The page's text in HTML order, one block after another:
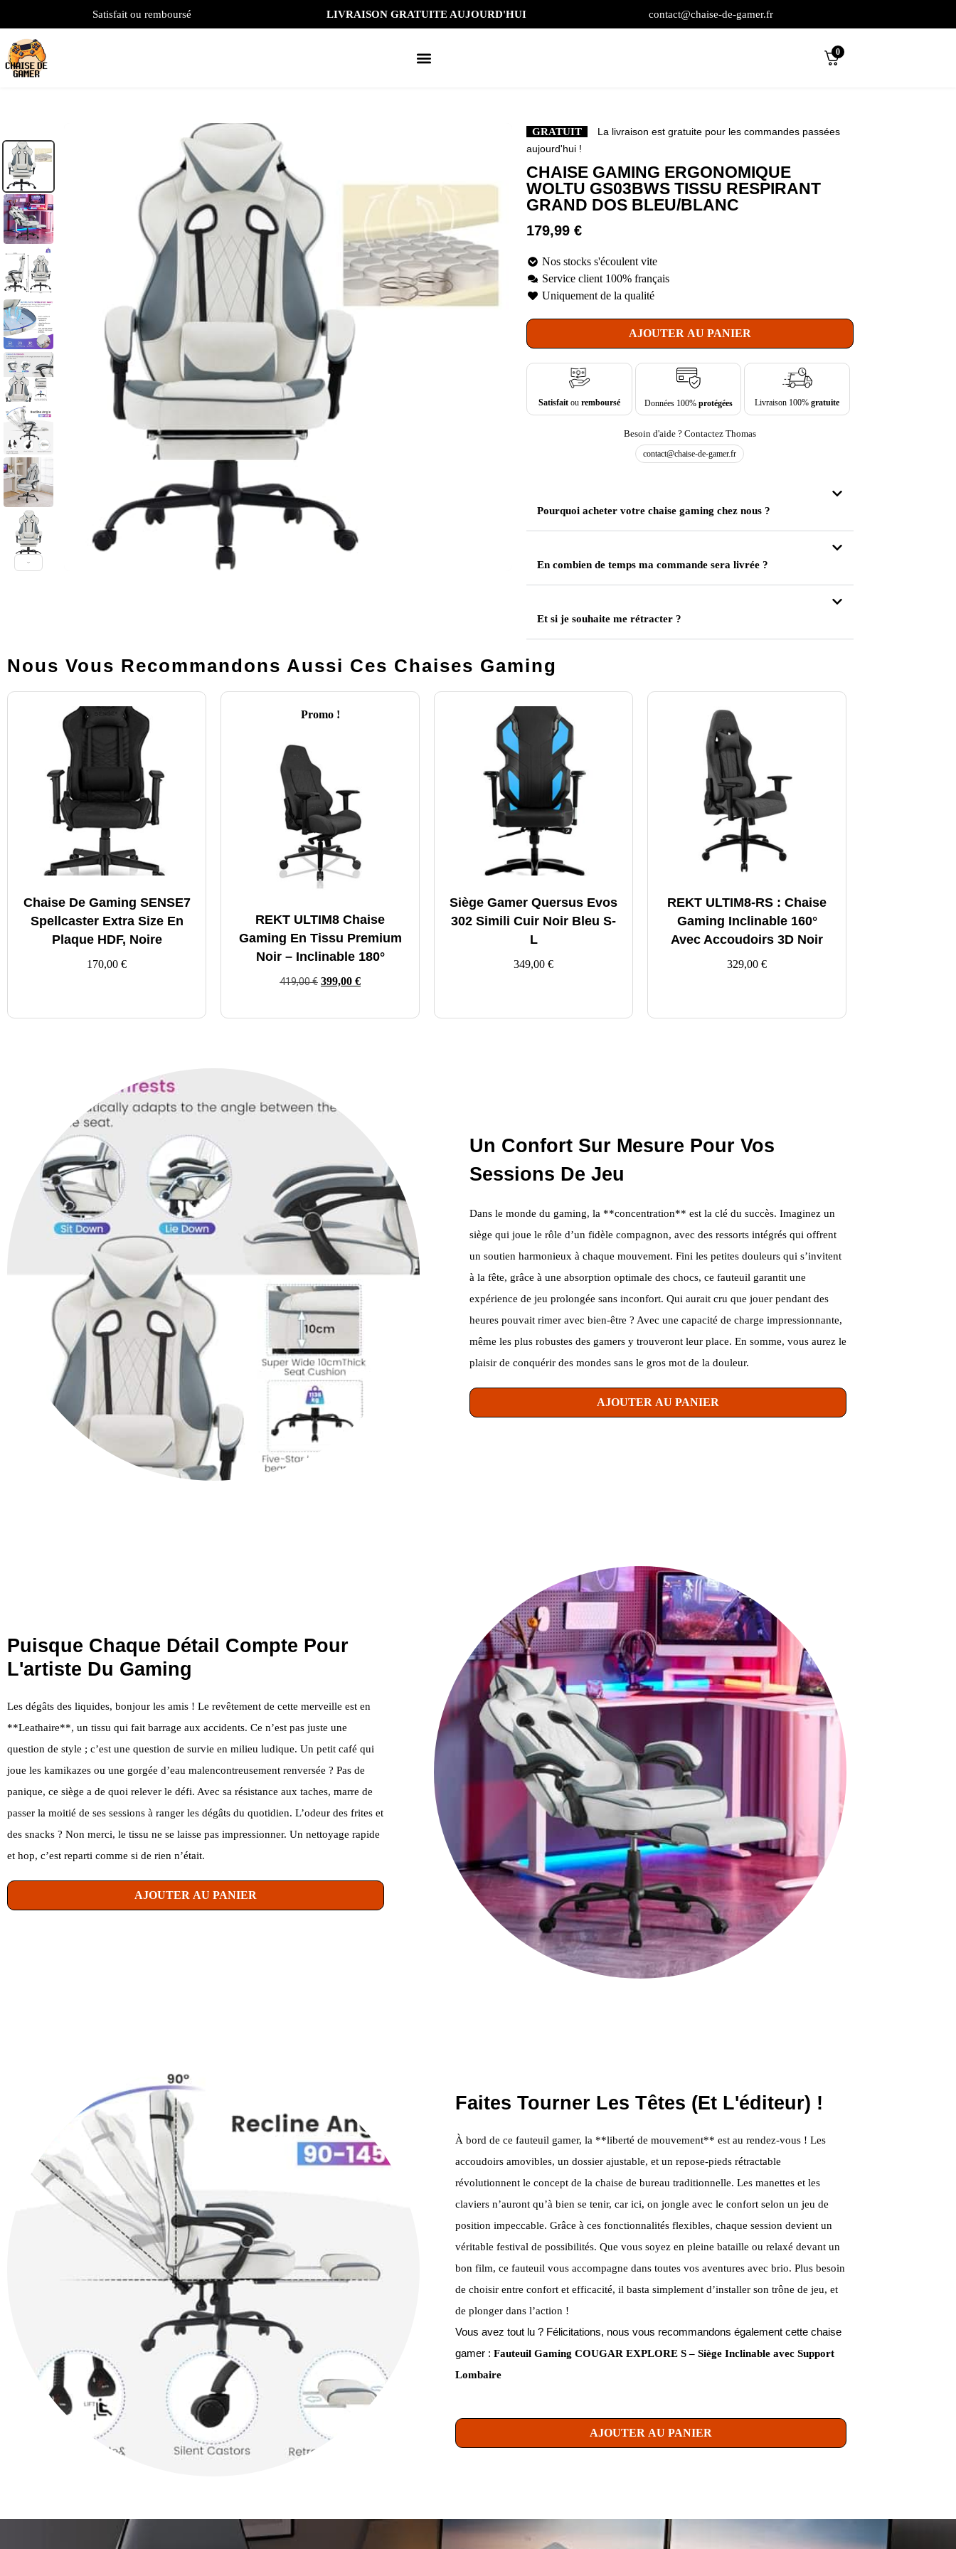
Satisfait ou remboursé LIVRAISON GRATUITE AUJOURD'HUI contact@chaise-de-gamer.fr
0
GRATUIT
La livraison est gratuite pour les commandes passées
aujourd'hui !
CHAISE GAMING ERGONOMIQUE
WOLTU GS03BWS TISSU RESPIRANT
GRAND DOS BLEU/BLANC
179,99 €
Nos stocks s'écoulent vite
Service client 100% français
Uniquement de la qualité
AJOUTER AU PANIER
Satisfait ouremboursé Données 100% protégées Livraison 100%gratuite
Besoin d'aide ? Contactez Thomas
contact@chaise-de-gamer.fr
Pourquoi acheter votre chaise gaming chez nous ?
En combien de temps ma commande sera livrée ?
Et si je souhaite me rétracter ?
Nous Vous Recommandons Aussi Ces Chaises Gaming
Chaise De Gaming SENSE7
Spellcaster Extra Size En
Plaque HDF, Noire
170,00 €
Promo !
REKT ULTIM8 Chaise
Gaming En Tissu Premium
Noir – Inclinable 180°
419,00€ 399,00 €
Siège Gamer Quersus Evos
302 Simili Cuir Noir Bleu S-
L
349,00 €
REKT ULTIM8-RS : Chaise
Gaming Inclinable 160°
Avec Accoudoirs 3D Noir
329,00 €
Un Confort Sur Mesure Pour Vos
Sessions De Jeu
Dans le monde du gaming, la **concentration** est la clé du succès. Imaginez un
siège qui joue le rôle d’un fidèle compagnon, avec des ressorts intégrés qui offrent
un soutien harmonieux à chaque mouvement. Fini les petites douleurs qui s’invitent
à la fête, grâce à une absorption optimale des chocs, ce fauteuil garantit une
expérience de jeu prolongée sans inconfort. Qui aurait cru que jouer pendant des
heures pouvait rimer avec bien-être ? Avec une capacité de charge impressionnante,
même les plus robustes des gamers y trouveront leur place. En somme, vous aurez le
plaisir de conquérir des mondes sans le gros mot de la douleur.
AJOUTER AU PANIER
Puisque Chaque Détail Compte Pour
L'artiste Du Gaming
Les dégâts des liquides, bonjour les amis ! Le revêtement de cette merveille est en
**Leathaire**, un tissu qui fait barrage aux accidents. Ce n’est pas juste une
question de style ; c’est une question de survie en milieu ludique. Un petit café qui
joue les kamikazes ou une gorgée d’eau malencontreusement renversée ? Pas de
panique, ce siège a de quoi relever le défi. Avec sa résistance aux taches, marre de
passer la moitié de ses sessions à ranger les dégâts du quotidien. L’odeur des frites et
des snacks ? Non merci, le tissu ne se laisse pas impressionner. Un nettoyage rapide
et hop, c’est reparti comme si de rien n’était.
AJOUTER AU PANIER
Faites Tourner Les Têtes (et L'éditeur) !
À bord de ce fauteuil gamer, la **liberté de mouvement** est au rendez-vous ! Les
accoudoirs amovibles, un dossier ajustable, et un repose-pieds rétractable
révolutionnent le concept de la chaise de bureau traditionnelle. Les manettes et les
claviers n’auront qu’à bien se tenir, car ici, on jongle avec le confort selon un jeu de
position impeccable. Grâce à ces fonctionnalités flexibles, chaque session devient un
véritable festival de possibilités. Que vous soyez en pleine bataille ou relaxé devant un
bon film, ce fauteuil vous accompagne dans toutes vos aventures avec brio. Plus besoin
de choisir entre confort et efficacité, il basta simplement d’installer son trône de jeu, et
de plonger dans l’action !
Vous avez tout lu ? Félicitations, nous vous recommandons également cette chaise
gamer : Fauteuil Gaming COUGAR EXPLORE S – Siège Inclinable avec Support
Lombaire
AJOUTER AU PANIER